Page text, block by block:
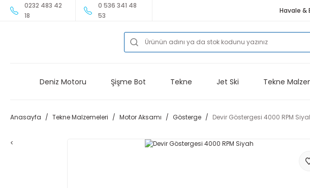
0232 483 42
18
0 536 341 48
53
Havale &
Deniz Motoru Şişme Bot Tekne Jet Ski Tekne
Anasayfa Tekne Malzemeleri Motor Aksamı Gösterge Devir Göstergesi 4000 RPM
<